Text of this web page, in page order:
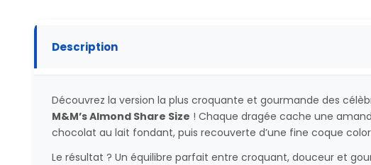
Description
Découvrez la version la plus croquante et gourmande des
M&M’s Almond Share Size ! Chaque dragée cache une
chocolat au lait fondant, puis recouverte d’une fine coque
Le résultat ? Un équilibre parfait entre croquant, douceur et